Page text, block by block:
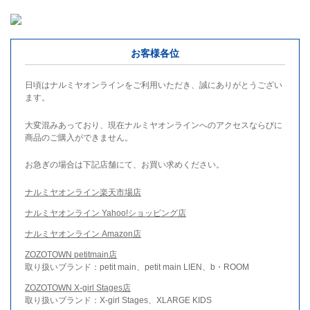
お客様各位
日頃はナルミヤオンラインをご利用いただき、誠にありがとうござい
ます。
大変混みあっており、現在ナルミヤオンラインへのアクセスならびに
商品のご購入ができません。
お急ぎの場合は下記店舗にて、お買い求めください。
ナルミヤオンライン楽天市場店
ナルミヤオンライン Yahoo!ショッピング店
ナルミヤオンライン Amazon店
ZOZOTOWN petitmain店
取り扱いブランド：petit main、petit main LIEN、b・ROOM
ZOZOTOWN X-girl Stages店
取り扱いブランド：X-girl Stages、XLARGE KIDS